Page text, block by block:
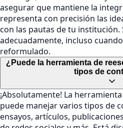
asegurar que mantiene la
representa con precisión las
con las pautas de tu
adecuadamente, incluso
reformulado.
¿Puede la herramienta de
tipos de
¡Absolutamente! La
puede manejar varios tipos de
ensayos, artículos,